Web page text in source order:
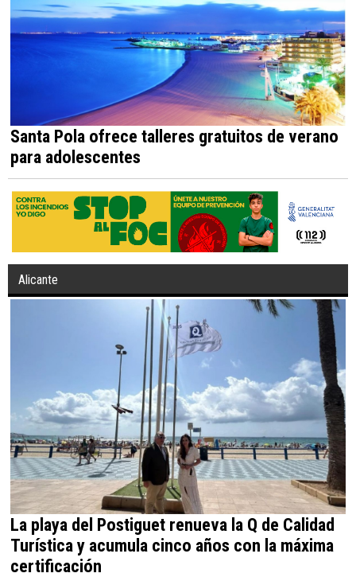
Santa Pola ofrece talleres gratuitos de verano
para adolescentes
Alicante
La playa del Postiguet renueva la Q de Calidad
Turística y acumula cinco años con la máxima
certificación